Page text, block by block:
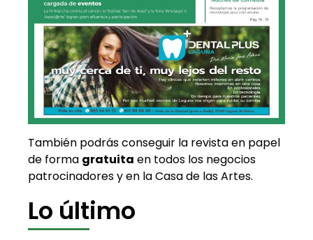
También podrás conseguir la revista en papel
de forma gratuita en todos los negocios
patrocinadores y en la Casa de las Artes.
Lo último